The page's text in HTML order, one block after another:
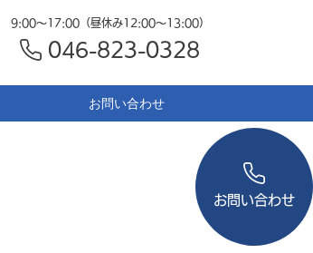
お問い合わせ
9:00～17:00（昼休み12:00～13:00）
046-823-0328
お問い合わせ